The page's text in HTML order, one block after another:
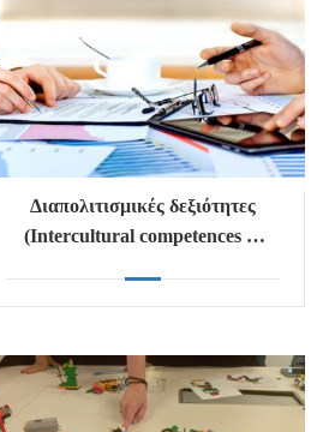
Διαπολιτισμικές δεξιότητες
(Intercultural competences &